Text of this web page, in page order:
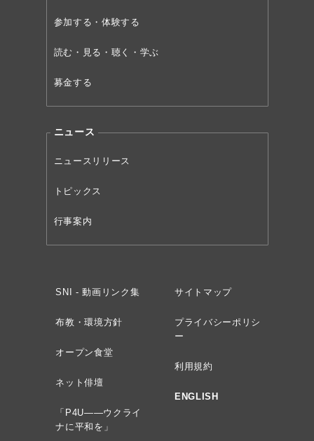
参加する・体験する
読む・見る・聴く・学ぶ
募金する
ニュース
ニュースリリース
トピックス
行事案内
SNI - 動画リンク集
布教・環境方針
オープン食堂
ネット俳壇
「P4U——ウクライ
ナに平和を」
サイトマップ
プライバシーポリシ
ー
利用規約
ENGLISH